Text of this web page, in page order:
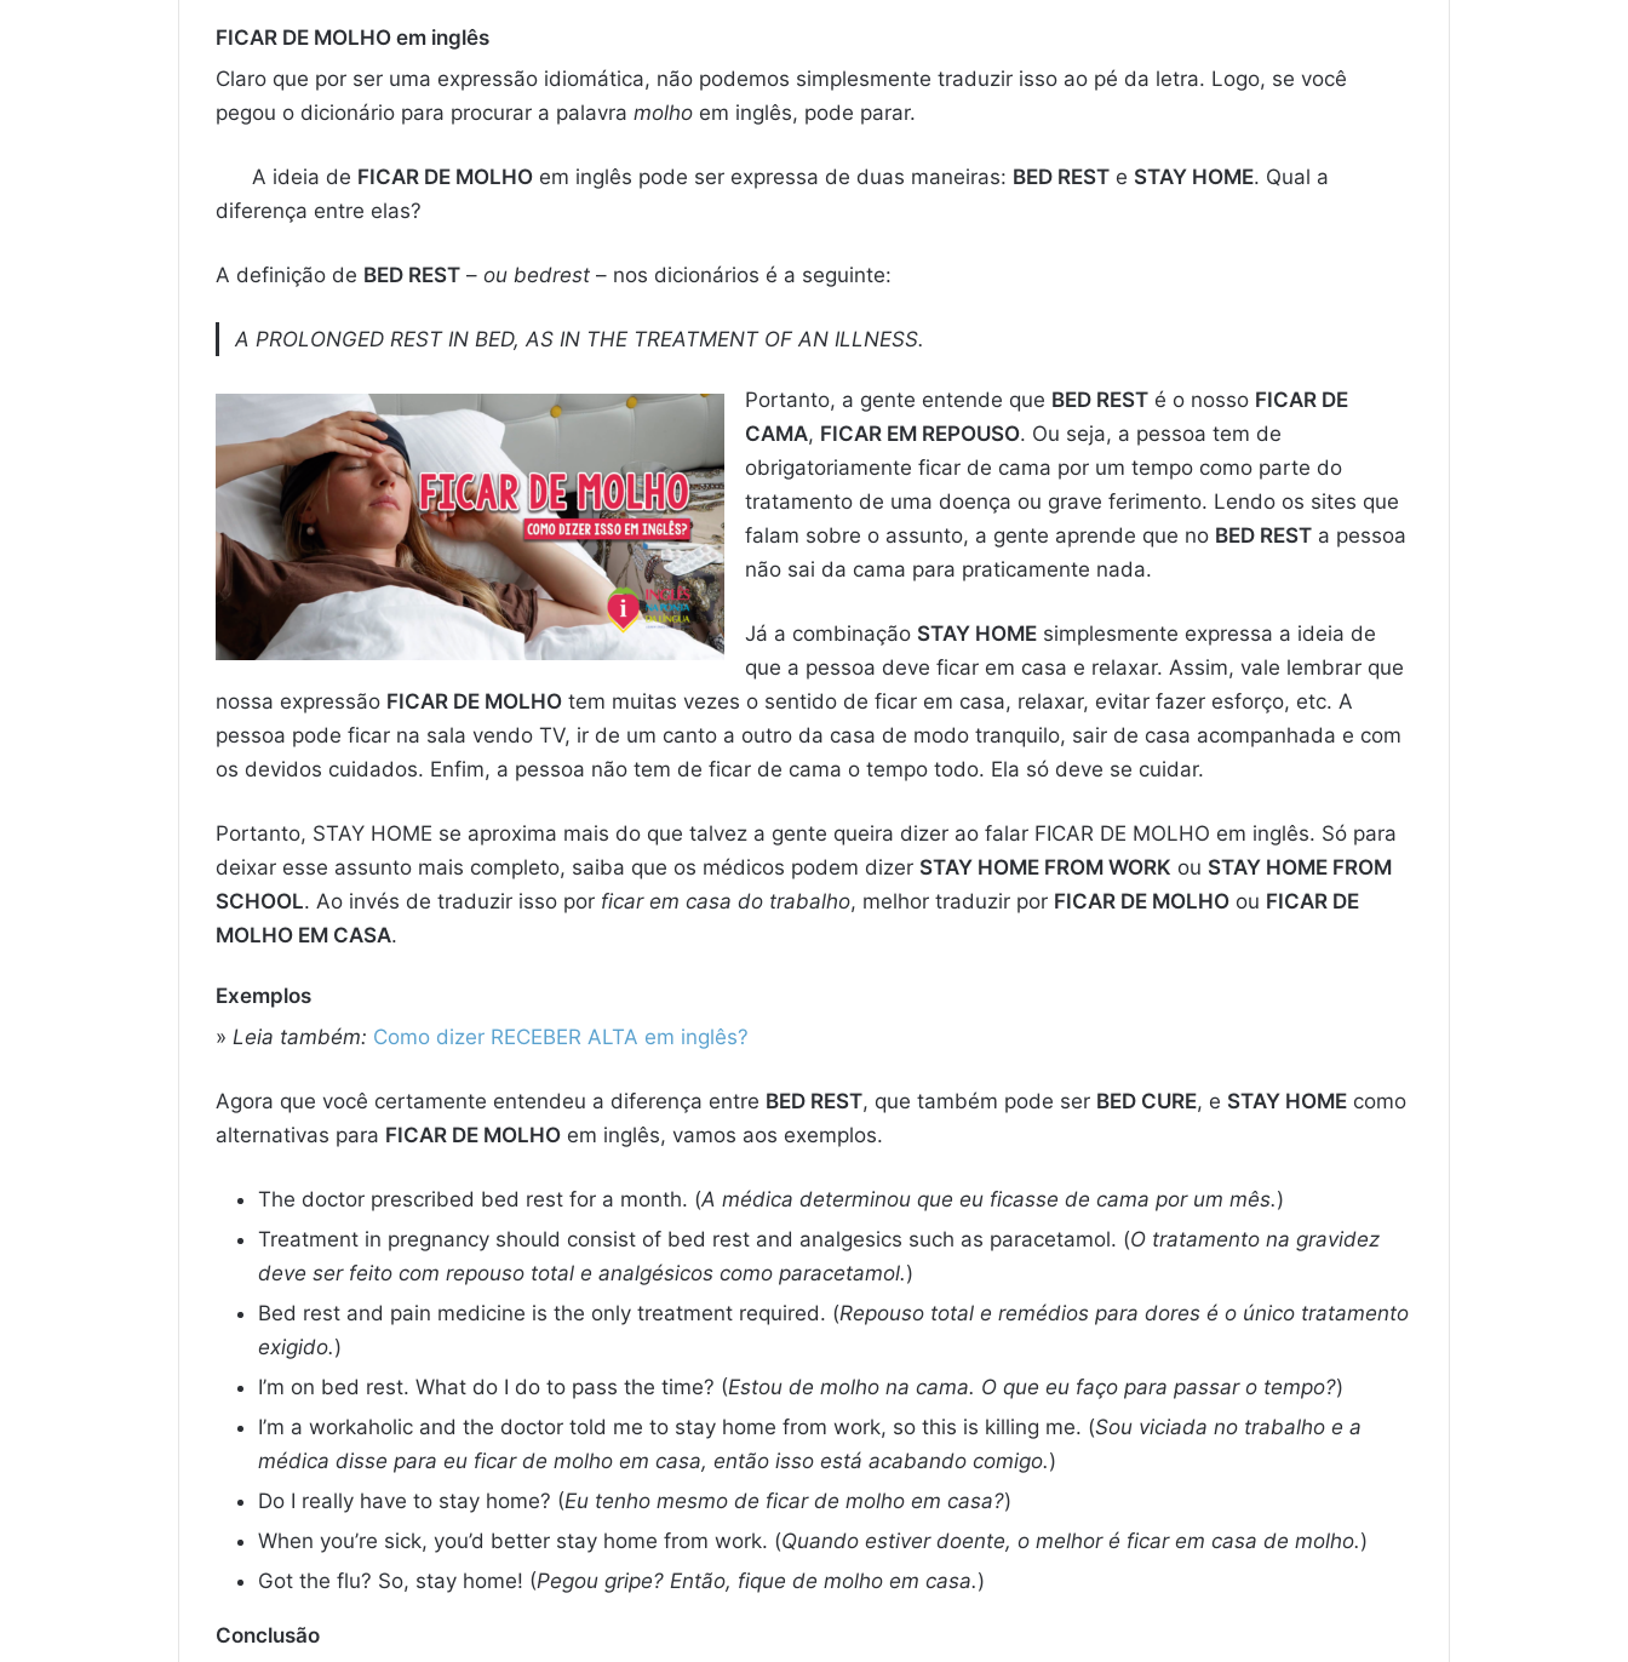
FICAR DE MOLHO em inglês
Claro que por ser uma expressão idiomática, não podemos simplesmente traduzir isso ao pé da letra. Logo, se você
pegou o dicionário para procurar a palavra molho em inglês, pode parar.
A ideia de FICAR DE MOLHOem inglês pode ser expressa de duas maneiras: BED RESTe STAY HOME. Qual a
diferença entre elas?
A definição de BED REST – ou bedrest – nos dicionários é a seguinte:
A PROLONGED REST IN BED, AS IN THE TREATMENT OF AN ILLNESS.
Portanto, a gente entende que BED REST é o nosso FICAR DE
CAMA, FICAR EM REPOUSO. Ou seja, a pessoa tem de
obrigatoriamente ficar de cama por um tempo como parte do
tratamento de uma doença ou grave ferimento. Lendo os sites que
falam sobre o assunto, a gente aprende que no BED REST a pessoa
não sai da cama para praticamente nada.
Já a combinação STAY HOME simplesmente expressa a ideia de
que a pessoa deve ficar em casa e relaxar. Assim, vale lembrar que
nossa expressão FICAR DE MOLHO tem muitas vezes o sentido de ficar em casa, relaxar, evitar fazer esforço, etc. A
pessoa pode ficar na sala vendo TV, ir de um canto a outro da casa de modo tranquilo, sair de casa acompanhada e com
os devidos cuidados. Enfim, a pessoa não tem de ficar de cama o tempo todo. Ela só deve se cuidar.
Portanto, STAY HOME se aproxima mais do que talvez a gente queira dizer ao falar FICAR DE MOLHO em inglês. Só para
deixar esse assunto mais completo, saiba que os médicos podem dizer STAY HOME FROM WORK ou STAY HOME FROM
SCHOOL. Ao invés de traduzir isso por ficar em casa do trabalho, melhor traduzir por FICAR DE MOLHO ou FICAR DE
MOLHO EM CASA.
Exemplos
» Leia também: Como dizer RECEBER ALTA em inglês?
Agora que você certamente entendeu a diferença entre BED REST, que também pode ser BED CURE, e STAY HOME como
alternativas para FICAR DE MOLHO em inglês, vamos aos exemplos.
The doctor prescribed bed rest for a month. (A médica determinou que eu ficasse de cama por um mês.)
Treatment in pregnancy should consist of bed rest and analgesics such as paracetamol. (O tratamento na gravidez
deve ser feito com repouso total e analgésicos como paracetamol.)
Bed rest and pain medicine is the only treatment required. (Repouso total e remédios para dores é o único tratamento
exigido.)
I’m on bed rest. What do I do to pass the time? (Estou de molho na cama. O que eu faço para passar o tempo?)
I’m a workaholic and the doctor told me to stay home from work, so this is killing me. (Sou viciada no trabalho e a
médica disse para eu ficar de molho em casa, então isso está acabando comigo.)
Do I really have to stay home? (Eu tenho mesmo de ficar de molho em casa?)
When you’re sick, you’d better stay home from work. (Quando estiver doente, o melhor é ficar em casa de molho.)
Got the flu? So, stay home! (Pegou gripe? Então, fique de molho em casa.)
Conclusão